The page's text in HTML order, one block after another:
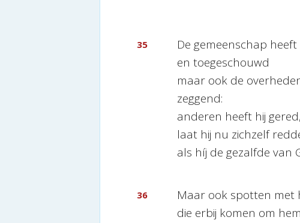
35
De gemeenschap
en toegeschouwd
maar ook de
zeggend:
anderen heeft hij gered,
laat hij nu zichzelf
als híj de gezalfde van
36
Maar ook spotten met
die erbij komen om